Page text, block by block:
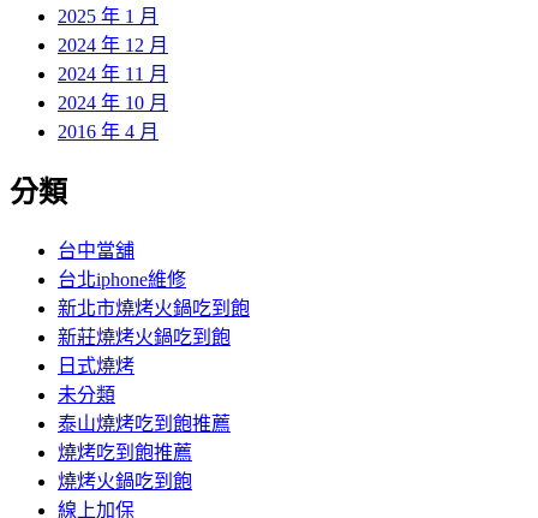
2025 年 1 月
2024 年 12 月
2024 年 11 月
2024 年 10 月
2016 年 4 月
分類
台中當舖
台北iphone維修
新北市燒烤火鍋吃到飽
新莊燒烤火鍋吃到飽
日式燒烤
未分類
泰山燒烤吃到飽推薦
燒烤吃到飽推薦
燒烤火鍋吃到飽
線上加保